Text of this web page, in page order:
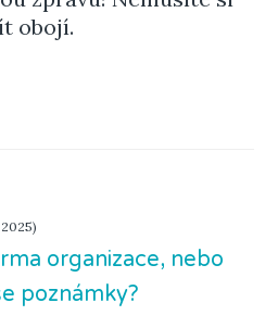
obojí.
organizace, nebo
poznámky?